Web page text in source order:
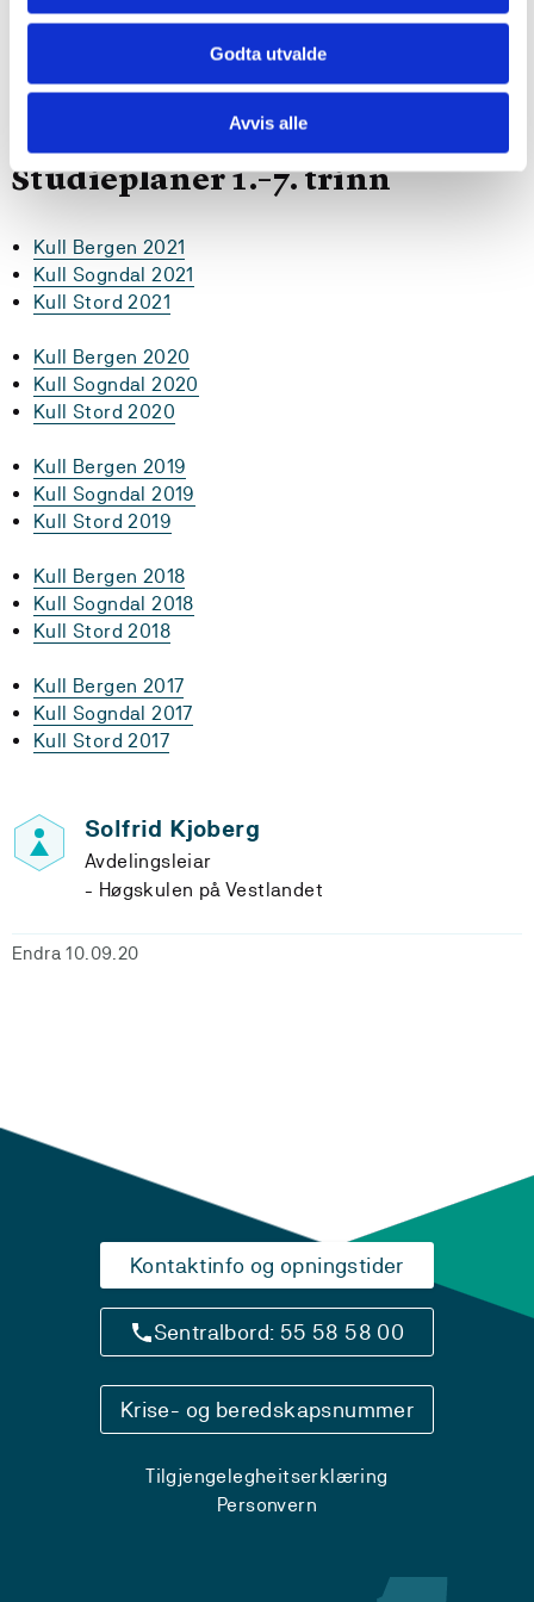
Godta utvalde
Avvis alle
Det er tilrettelagt for studieopphald i utlandet som ein
Studieplaner 1.–7. trinn
Kull Bergen 2021
Kull Sogndal 2021
Kull Stord 2021
Kull Bergen 2020
Kull Sogndal 2020
Kull Stord 2020
Kull Bergen 2019
Kull Sogndal 2019
Kull Stord 2019
Kull Bergen 2018
Kull Sogndal 2018
Kull Stord 2018
Kull Bergen 2017
Kull Sogndal 2017
Kull Stord 2017
Solfrid Kjoberg
Avdelingsleiar
Høgskulen på Vestlandet
Endra 10.09.20
Kontaktinfo og opningstider
Sentralbord: 55 58 58 00
Krise- og beredskapsnummer
Tilgjengelegheitserklæring
Personvern